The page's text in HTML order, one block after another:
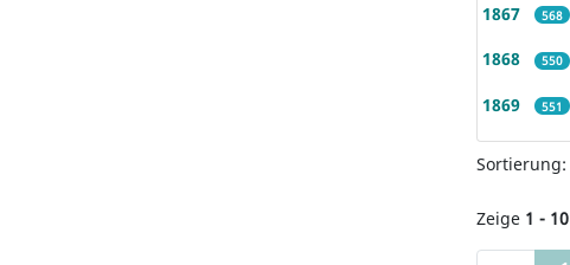
1867 568
1868 550
1869 551
Sortierung:
Zeige 1 - 10